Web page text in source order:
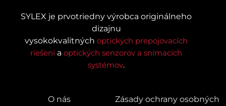
SYLEX je prvotriedny výrobca originálneho
dizajnu
vysokokvalitných optických prepojovacích
riešení a optických senzorov a snímacích
systémov.
O nás
Zásady ochrany osobných